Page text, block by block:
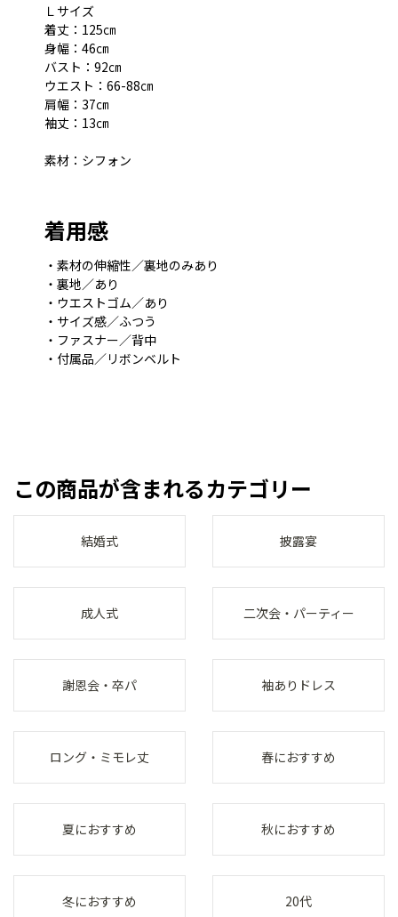
Ｌサイズ
着丈：125㎝
身幅：46㎝
バスト：92㎝
ウエスト：66-88㎝
肩幅：37㎝
袖丈：13㎝
素材：シフォン
着用感
・素材の伸縮性／裏地のみあり
・裏地／あり
・ウエストゴム／あり
・サイズ感／ふつう
・ファスナー／背中
・付属品／リボンベルト
この商品が含まれるカテゴリー
結婚式 披露宴
成人式 二次会・パーティー
謝恩会・卒パ 袖ありドレス
ロング・ミモレ丈 春におすすめ
夏におすすめ 秋におすすめ
冬におすすめ 20代